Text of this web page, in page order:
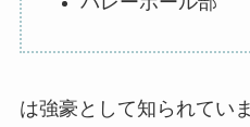
は強豪として知られていま